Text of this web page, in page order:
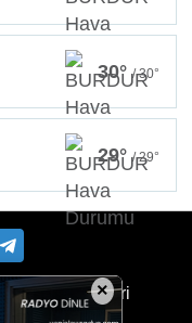
30°/ 30°
29°/ 29°
Gizlilik İlkeleri
×